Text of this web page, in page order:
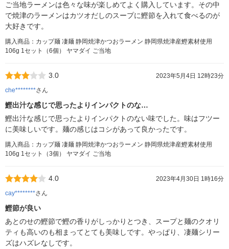
ご当地ラーメンは色々な味が楽しめてよく購入しています。その中
で焼津のラーメンはカツオだしのスープに鰹節を入れて食べるのが
大好きです。
購入商品：カップ麺 凄麺 静岡焼津かつおラーメン 静岡県焼津産鰹素材使用
106g 1セット（6個） ヤマダイ ご当地
3.0
2023年5月4日 12時23分
che********さん
鰹出汁な感じで思ったよりインパクトのな…
鰹出汁な感じで思ったよりインパクトのない味でした。味はフツー
に美味しいです。麺の感じはコシがあって良かったです。
購入商品：カップ麺 凄麺 静岡焼津かつおラーメン 静岡県焼津産鰹素材使用
106g 1セット（3個） ヤマダイ ご当地
4.0
2023年4月30日 1時16分
cay********さん
鰹節が良い
あとのせの鰹節で鰹の香りがしっかりとつき、スープと麺のクオリ
ティも高いのも相まってとても美味しです。やっぱり、凄麺シリー
ズはハズレなしです。